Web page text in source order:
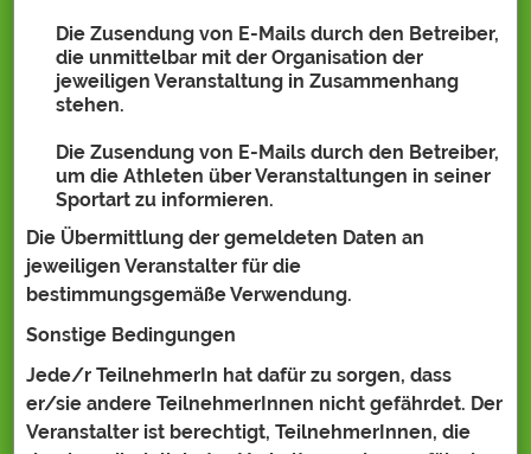
Die Zusendung von E-Mails durch den Betreiber,
die unmittelbar mit der Organisation der
jeweiligen Veranstaltung in Zusammenhang
stehen.
Die Zusendung von E-Mails durch den Betreiber,
um die Athleten über Veranstaltungen in seiner
Sportart zu informieren.
Die Übermittlung der gemeldeten Daten an
jeweiligen Veranstalter für die
bestimmungsgemäße Verwendung.
Sonstige Bedingungen
Jede/r TeilnehmerIn hat dafür zu sorgen, dass
er/sie andere TeilnehmerInnen nicht gefährdet. Der
Veranstalter ist berechtigt, TeilnehmerInnen, die